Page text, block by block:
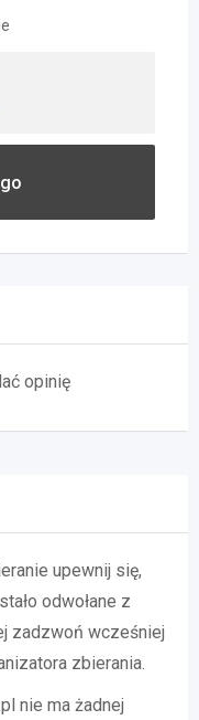
opinię
upewnij się,
odwołane z
zadzwoń wcześniej
zbierania.
nie ma żadnej